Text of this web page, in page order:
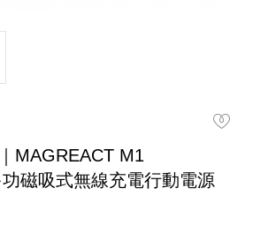
MAGREACT M1
磁吸式無線充電行動電源